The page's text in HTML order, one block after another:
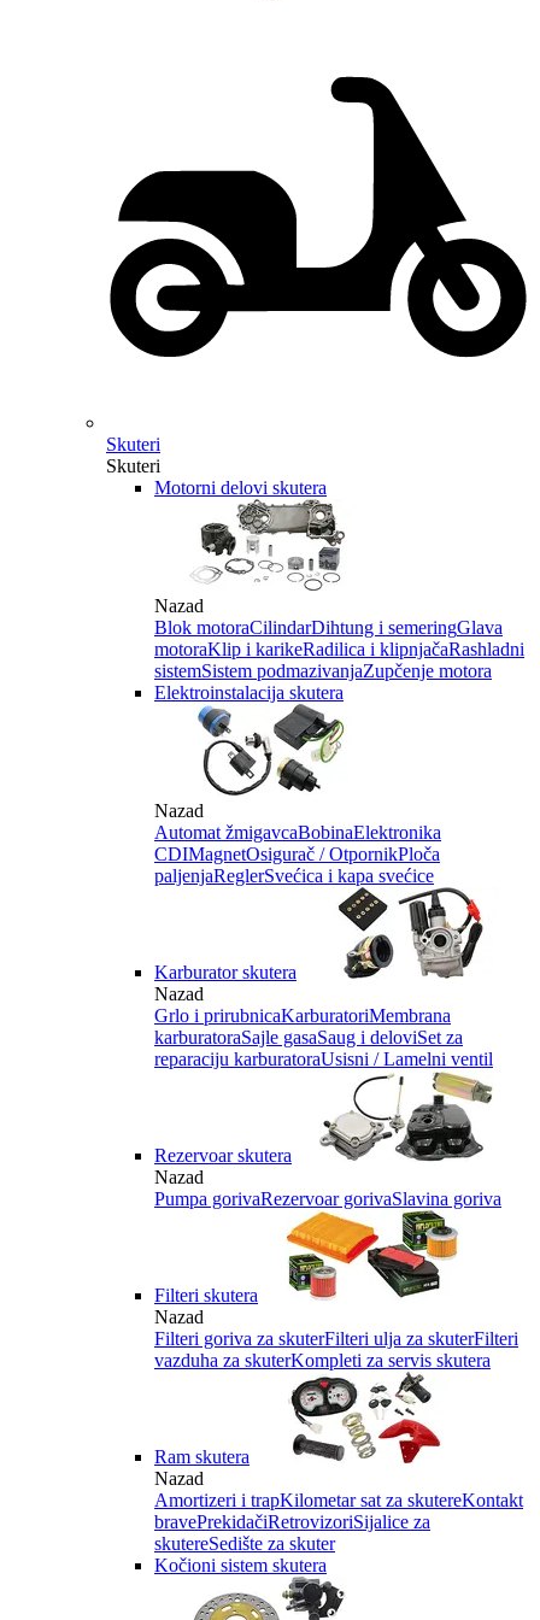
Skuteri
Skuteri
Motorni delovi skutera
Nazad
Blok motoraCilindarDihtung i semeringGlava
motoraKlip i karikeRadilica i klipnjačaRashladni
sistemSistem podmazivanjaZupčenje motora
Elektroinstalacija skutera
Nazad
Automat žmigavcaBobinaElektronika
CDIMagnetOsigurač / OtpornikPloča
paljenjaReglerSvećica i kapa svećice
Karburator skutera
Nazad
Grlo i prirubnicaKarburatoriMembrana
karburatoraSajle gasaSaug i deloviSet za
reparaciju karburatoraUsisni / Lamelni ventil
Rezervoar skutera
Nazad
Pumpa gorivaRezervoar gorivaSlavina goriva
Filteri skutera
Nazad
Filteri goriva za skuterFilteri ulja za skuterFilteri
vazduha za skuterKompleti za servis skutera
Ram skutera
Nazad
Amortizeri i trapKilometar sat za skutereKontakt
bravePrekidačiRetrovizoriSijalice za
skutereSedište za skuter
Kočioni sistem skutera